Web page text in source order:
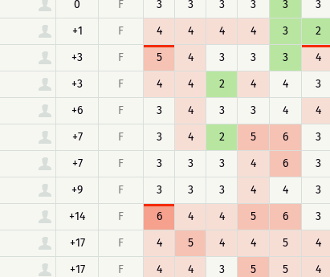
0 F 3 3 3 3 3 3
+1 F 4 4 4 4 3 2
+3 F 5 4 3 3 3 4
+3 F 4 4 2 4 4 3
+6 F 3 4 3 3 4 4
+7 F 3 4 2 5 6 3
+7 F 3 3 3 4 6 3
+9 F 3 3 3 4 4 3
+14 F 6 4 4 5 6 3
+17 F 4 5 4 4 5 4
+17 F 4 4 3 5 5 4